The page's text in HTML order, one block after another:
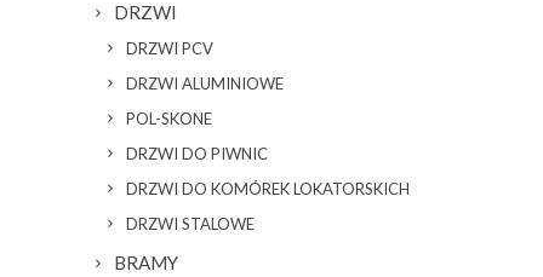
DRZWI
DRZWI PCV
DRZWI ALUMINIOWE
POL-SKONE
DRZWI DO PIWNIC
DRZWI DO KOMÓREK LOKATORSKICH
DRZWI STALOWE
BRAMY